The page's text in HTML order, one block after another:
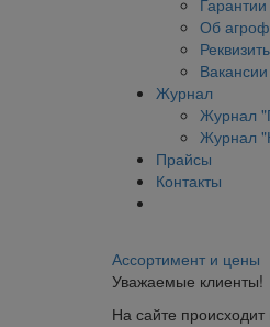
Гарантии
Об
Вакансии
Журнал
Журнал
Журнал
Прайсы
Контакты
Ассортимент и цены
Уважаемые клиенты!
На сайте